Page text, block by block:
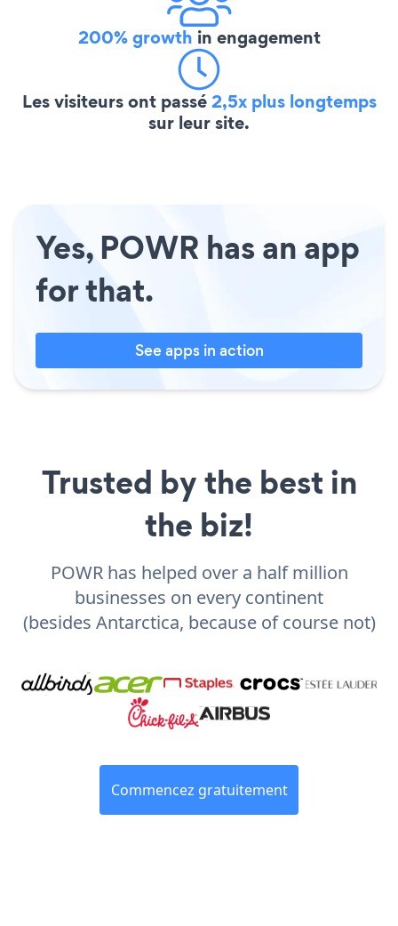
200% growth in engagement
Les visiteurs ont passé2,5x plus longtemps
sur leur site.
Yes, POWR has an app
for that.
See apps in action
Trusted by the best in
the biz!
POWR has helped over a half million
businesses on every continent
(besides Antarctica, because of course not)
Commencez gratuitement